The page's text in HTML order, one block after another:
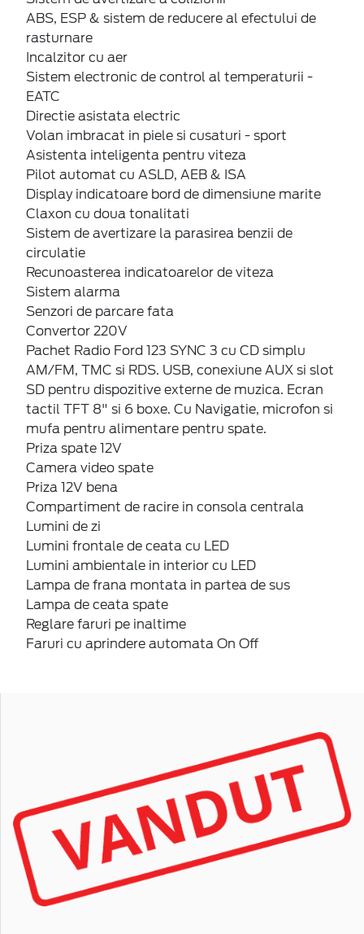
ABS, ESP & sistem de reducere al efectului de
rasturnare
Incalzitor cu aer
Sistem electronic de control al temperaturii -
EATC
Directie asistata electric
Volan imbracat in piele si cusaturi - sport
Asistenta inteligenta pentru viteza
Pilot automat cu ASLD, AEB & ISA
Display indicatoare bord de dimensiune marite
Claxon cu doua tonalitati
Sistem de avertizare la parasirea benzii de
circulatie
Recunoasterea indicatoarelor de viteza
Sistem alarma
Senzori de parcare fata
Convertor 220V
Pachet Radio Ford 123 SYNC 3 cu CD simplu
AM/FM, TMC si RDS. USB, conexiune AUX si slot
SD pentru dispozitive externe de muzica. Ecran
tactil TFT 8" si 6 boxe. Cu Navigatie, microfon si
mufa pentru alimentare pentru spate.
Priza spate 12V
Camera video spate
Priza 12V bena
Compartiment de racire in consola centrala
Lumini de zi
Lumini frontale de ceata cu LED
Lumini ambientale in interior cu LED
Lampa de frana montata in partea de sus
Lampa de ceata spate
Reglare faruri pe inaltime
Faruri cu aprindere automata On Off